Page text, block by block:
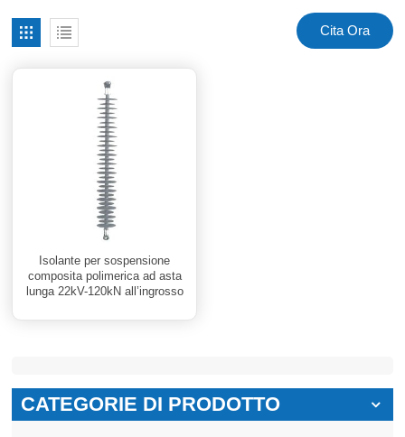
Cita Ora
Isolante per sospensione
composita polimerica ad asta
lunga 22kV-120kN all’ingrosso
CATEGORIE DI PRODOTTO